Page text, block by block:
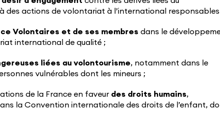
des actions de volontariat à l’international responsables
Volontaires et de ses membres dans le
international de qualité ;
liées au volontourisme, notamment dans le
vulnérables dont les mineurs ;
de la France en faveur des droits humains,
la Convention internationale des droits de l’enfant,